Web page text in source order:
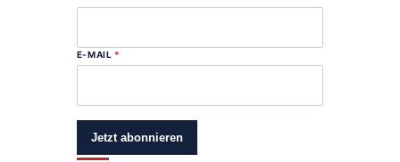
E-MAIL *
Jetzt abonnieren